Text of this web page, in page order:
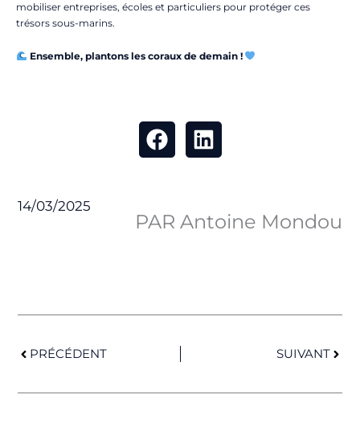
mobiliser entreprises, écoles et particuliers pour protéger ces
trésors sous-marins.
Ensemble, plantons les coraux de demain !
14/03/2025
PAR Antoine Mondou
PRÉCÉDENT SUIVANT